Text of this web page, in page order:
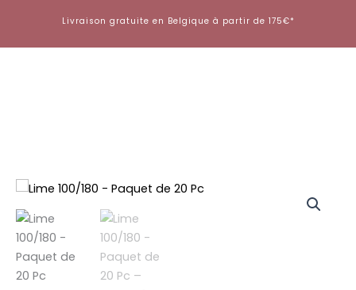
contenu
Livraison gratuite en Belgique à partir de 175€*
quantité
Lime
100/180
-
Paquet
de